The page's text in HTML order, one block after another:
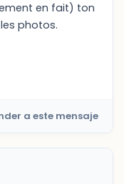
en fait) ton
photos.
a este mensaje